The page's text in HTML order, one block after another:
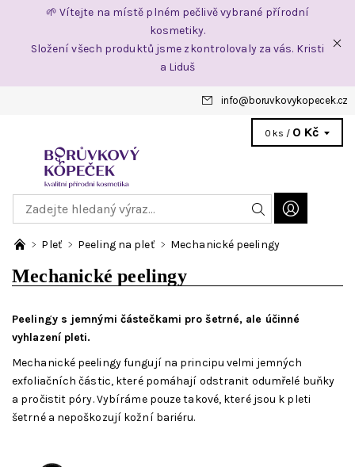
🌱 Vítejte na místě plném pečlivě vybrané přírodní
kosmetiky.
Složení všech produktů jsme zkontrolovaly za vás. Kristi
a Liduš
info@ boruvkovykopecek.cz
0 ks / 0 Kč
Pleť Peeling na pleť Mechanické peelingy
Mechanické peelingy
Peelingy s jemnými částečkami pro šetrné, ale účinné
vyhlazení pleti.
Mechanické peelingy fungují na principu velmi jemných
exfoliačních částic, které pomáhají odstranit odumřelé buňky
a pročistit póry. Vybíráme pouze takové, které jsou k pleti
šetrné a nepoškozují kožní bariéru.